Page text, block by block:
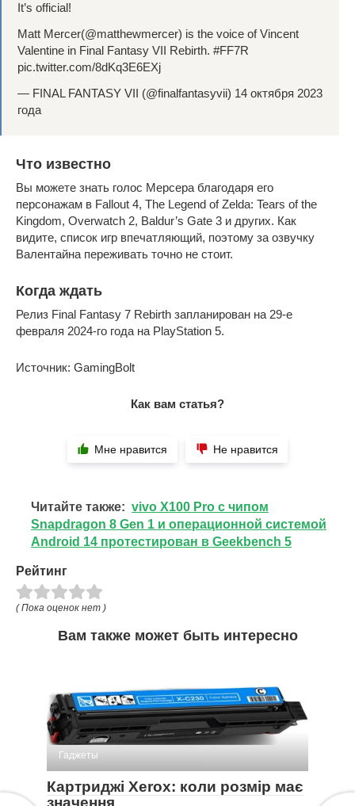
It’s official!
Matt Mercer(@matthewmercer) is the voice of Vincent
Valentine in Final Fantasy VII Rebirth. #FF7R
pic.twitter.com/8dKq3E6EXj
— FINAL FANTASY VII (@finalfantasyvii) 14 октября 2023
года
Что известно
Вы можете знать голос Мерсера благодаря его
персонажам в Fallout 4, The Legend of Zelda: Tears of the
Kingdom, Overwatch 2, Baldur’s Gate 3 и других. Как
видите, список игр впечатляющий, поэтому за озвучку
Валентайна переживать точно не стоит.
Когда ждать
Релиз Final Fantasy 7 Rebirth запланирован на 29-е
февраля 2024-го года на PlayStation 5.
Источник: GamingBolt
Как вам статья?
Мне нравится Не нравится
Читайте также: vivo X100 Pro с чипом
Snapdragon 8 Gen 1 и операционной системой
Android 14 протестирован в Geekbench 5
Рейтинг
( Пока оценок нет )
Вам также может быть интересно
Гаджеты
Картриджі Xerox: коли розмір має
значення